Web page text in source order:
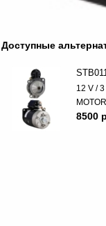
Доступные
12 V /
8500